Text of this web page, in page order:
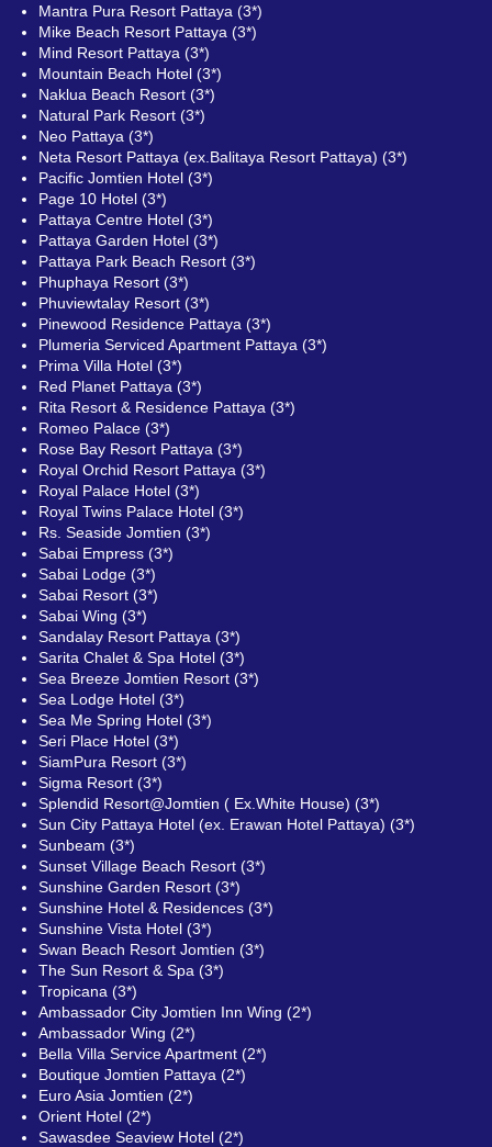
Mantra Pura Resort Pattaya (3*)
Mike Beach Resort Pattaya (3*)
Mind Resort Pattaya (3*)
Mountain Beach Hotel (3*)
Naklua Beach Resort (3*)
Natural Park Resort (3*)
Neo Pattaya (3*)
Neta Resort Pattaya (ex.Balitaya Resort Pattaya) (3*)
Pacific Jomtien Hotel (3*)
Page 10 Hotel (3*)
Pattaya Centre Hotel (3*)
Pattaya Garden Hotel (3*)
Pattaya Park Beach Resort (3*)
Phuphaya Resort (3*)
Phuviewtalay Resort (3*)
Pinewood Residence Pattaya (3*)
Plumeria Serviced Apartment Pattaya (3*)
Prima Villa Hotel (3*)
Red Planet Pattaya (3*)
Rita Resort & Residence Pattaya (3*)
Romeo Palace (3*)
Rose Bay Resort Pattaya (3*)
Royal Orchid Resort Pattaya (3*)
Royal Palace Hotel (3*)
Royal Twins Palace Hotel (3*)
Rs. Seaside Jomtien (3*)
Sabai Empress (3*)
Sabai Lodge (3*)
Sabai Resort (3*)
Sabai Wing (3*)
Sandalay Resort Pattaya (3*)
Sarita Chalet & Spa Hotel (3*)
Sea Breeze Jomtien Resort (3*)
Sea Lodge Hotel (3*)
Sea Me Spring Hotel (3*)
Seri Place Hotel (3*)
SiamPura Resort (3*)
Sigma Resort (3*)
Splendid Resort@Jomtien ( Ex.White House) (3*)
Sun City Pattaya Hotel (ex. Erawan Hotel Pattaya) (3*)
Sunbeam (3*)
Sunset Village Beach Resort (3*)
Sunshine Garden Resort (3*)
Sunshine Hotel & Residences (3*)
Sunshine Vista Hotel (3*)
Swan Beach Resort Jomtien (3*)
The Sun Resort & Spa (3*)
Tropicana (3*)
Ambassador City Jomtien Inn Wing (2*)
Ambassador Wing (2*)
Bella Villa Service Apartment (2*)
Boutique Jomtien Pattaya (2*)
Euro Asia Jomtien (2*)
Orient Hotel (2*)
Sawasdee Seaview Hotel (2*)